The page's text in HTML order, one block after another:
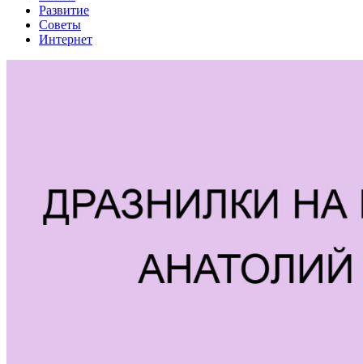
Развитие
Советы
Интернет